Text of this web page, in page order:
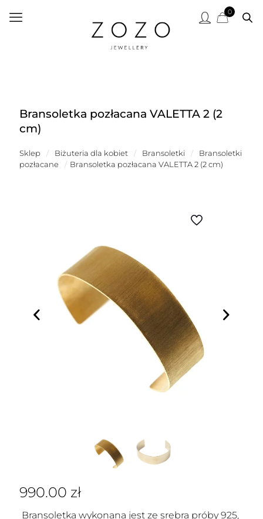
0
Bransoletka pozłacana VALETTA 2 (2
cm)
Sklep / Biżuteria dla kobiet / Bransoletki /
Bransoletki
pozłacane
/ Bransoletka pozłacana VALETTA 2 (2 cm)
990.00 zł
Bransoletka wykonana jest ze srebra próby 925,